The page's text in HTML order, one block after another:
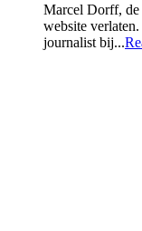
Marcel Dorff,
website
journalist bij...